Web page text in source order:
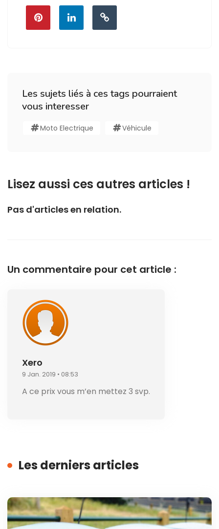
Les sujets liés à ces tags pourraient
vous interesser
Moto Electrique Véhicule
Lisez aussi ces autres articles !
Pas d'articles en relation.
Un commentaire pour cet article :
Xero
9 Jan. 2019 • 08:53
A ce prix vous m’en mettez 3 svp.
Les derniers articles